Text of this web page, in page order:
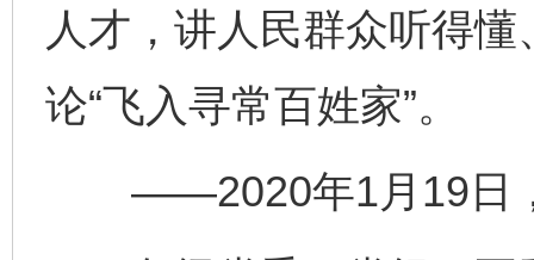
人才，讲人民群众听得
论“飞入寻常百姓家”。
——2020年1月19日，
东山县通报“牛蛙产品抗生素超标问题”